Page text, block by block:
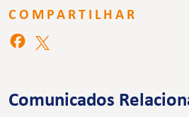
COMPARTILHAR
Comunicados